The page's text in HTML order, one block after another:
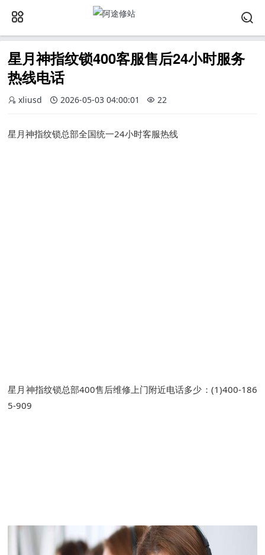
星月神指纹锁400客服售后24小时服务
热线电话
xliusd 2026-05-03 04:00:01 22
星月神指纹锁总部全国统一24小时客服热线
星月神指纹锁总部400售后维修上门附近电话多少：(1)400-186
5-909